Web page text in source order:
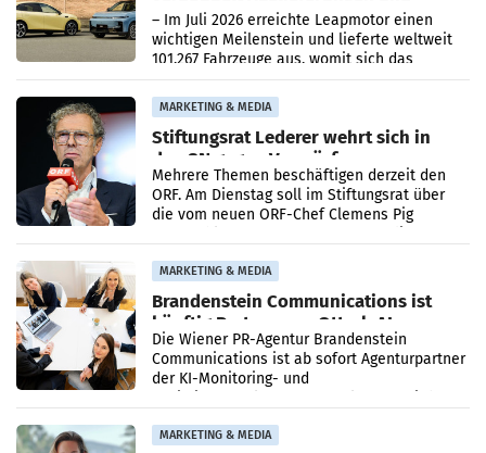
überschreitet die 100.000er-Marke
– Im Juli 2026 erreichte Leapmotor einen
wichtigen Meilenstein und lieferte weltweit
101.267 Fahrzeuge aus, womit sich das
Ergebnis gegenüber Juli 2025 mehr als
verdoppelte (+102
MARKETING & MEDIA
Stiftungsrat Lederer wehrt sich in
den SN gegen Vorwürfe
Mehrere Themen beschäftigen derzeit den
ORF. Am Dienstag soll im Stiftungsrat über
die vom neuen ORF-Chef Clemens Pig
MARKETING & MEDIA
Brandenstein Communications ist
künftig Partner von OtterlyAI
Die Wiener PR-Agentur Brandenstein
Communications ist ab sofort Agenturpartner
der KI-Monitoring- und
MARKETING & MEDIA